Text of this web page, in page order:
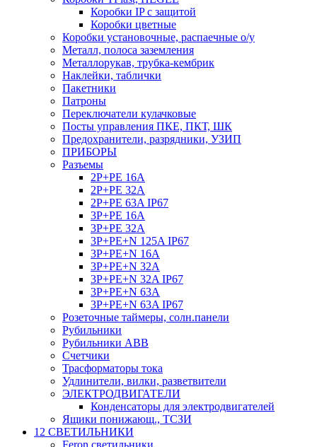
Коробки IP с защитой
Коробки цветные
Коробки установочные, распаечные о/у
Металл, полоса заземления
Металлорукав, трубка-кембрик
Наклейки, таблички
Пакетники
Патроны
Переключатели кулачковые
Посты управления ПКЕ, ПКТ, ШК
Предохранители, разрядники, УЗИП
ПРИБОРЫ
Разъемы
2P+PE 16A
2P+PE 32A
2P+PE 63A IP67
3P+PE 16A
3P+PE 32A
3P+PE+N 125A IP67
3P+PE+N 16A
3P+PE+N 32A
3P+PE+N 32A IP67
3P+PE+N 63A
3P+PE+N 63A IP67
Розеточные таймеры, солн.панели
Рубильники
Рубильники ABB
Счетчики
Трасформаторы тока
Удлинители, вилки, разветвители
ЭЛЕКТРОДВИГАТЕЛИ
Конденсаторы для электродвигателей
Ящики понижающ., ТСЗИ
12 СВЕТИЛЬНИКИ
Feron светильники